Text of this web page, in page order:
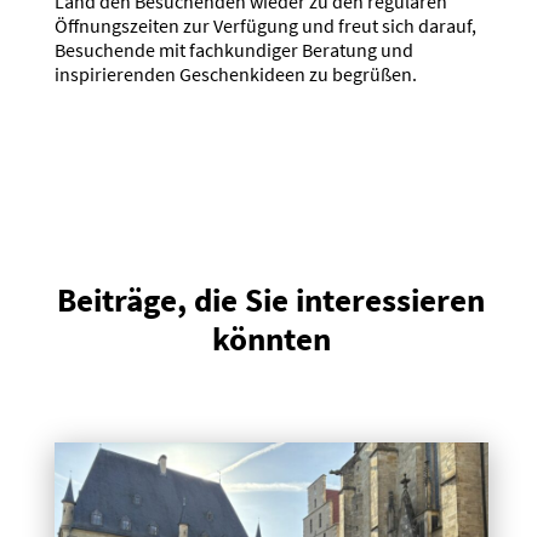
Öffnungszeiten zur Verfügung und freut sich darauf,
Besuchende mit fachkundiger Beratung und
inspirierenden Geschenkideen zu begrüßen.
Beiträge, die Sie interessieren
könnten